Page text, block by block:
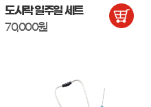
도시락 일주일 세트
70,000원